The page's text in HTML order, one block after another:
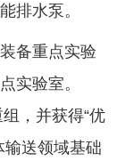
排水泵。
备重点实验
实验室。
，并获得“优
输送领域基础